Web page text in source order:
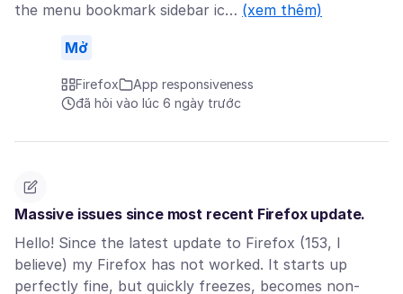
the menu bookmark sidebar ic… (xem thêm)
Mở
Firefox
App responsiveness
đã hỏi vào lúc 6 ngày trước
Massive issues since most recent Firefox update.
Hello! Since the latest update to Firefox (153, I
believe) my Firefox has not worked. It starts up
perfectly fine, but quickly freezes, becomes non-